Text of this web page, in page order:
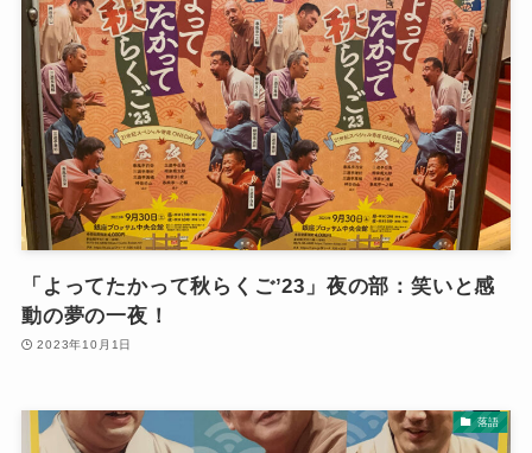
「よってたかって秋らくご’23」夜の部：笑いと感
動の夢の一夜！
2023年10月1日
落語